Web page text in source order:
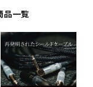
アコギ/エレアコ
品一覧